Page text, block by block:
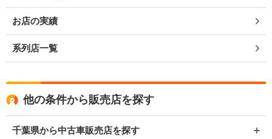
お店の実績
系列店一覧
他の条件から販売店を探す
千葉県から中古車販売店を探す